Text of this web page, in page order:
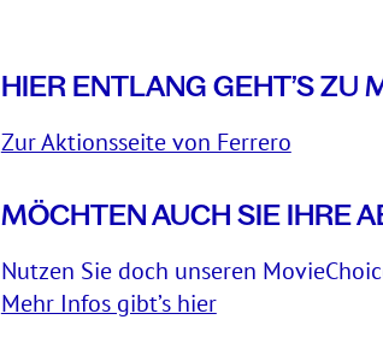
HIER ENTLANG GEHT’S ZU
Zur Aktionsseite von Ferrero
MÖCHTEN AUCH SIE IHRE
Nutzen Sie doch unseren
Mehr Infos gibt’s hier